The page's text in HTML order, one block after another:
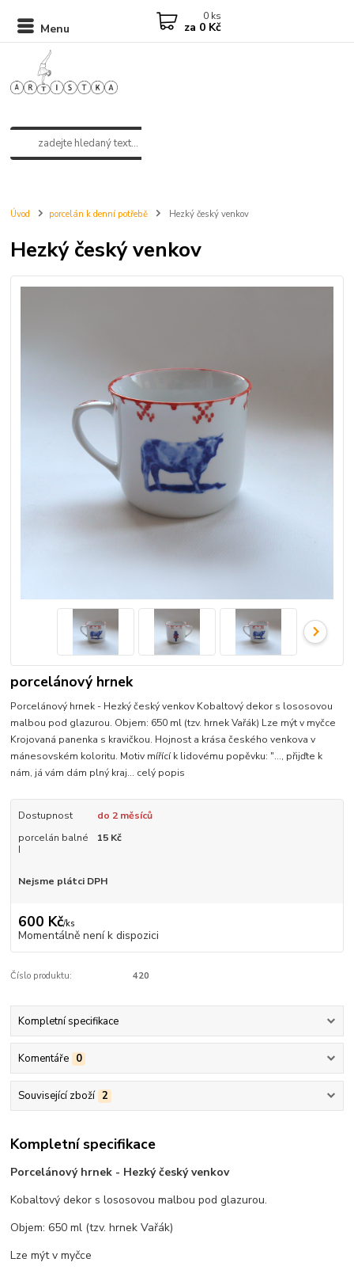
Menu
0 ks
za 0 Kč
Úvod porcelán k denní potřebě Hezký český venkov
Hezký český venkov
porcelánový hrnek
Porcelánový hrnek - Hezký český venkov Kobaltový dekor s lososovou
malbou pod glazurou. Objem: 650 ml (tzv. hrnek Vařák) Lze mýt v myčce
Krojovaná panenka s kravičkou. Hojnost a krása českého venkova v
mánesovském koloritu. Motiv mířící k lidovému popěvku: "..., přijďte k
nám, já vám dám plný kraj... celý popis
Dostupnost
do 2 měsíců
porcelán balné
I
15 Kč
Nejsme plátci DPH
600 Kč/ks
Momentálně není k dispozici
Číslo produktu: 420
Kompletní specifikace
Komentáře 0
Související zboží 2
Kompletní specifikace
Porcelánový hrnek - Hezký český venkov
Kobaltový dekor s lososovou malbou pod glazurou.
Objem: 650 ml (tzv. hrnek Vařák)
Lze mýt v myčce